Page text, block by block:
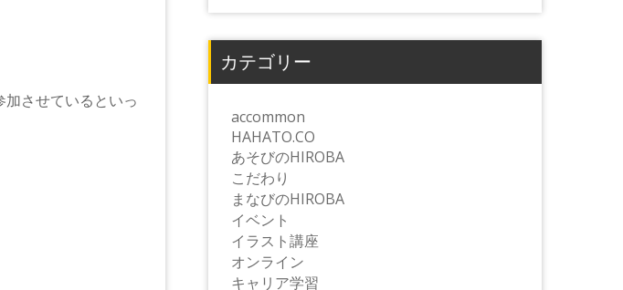
加させているといっ
カテゴリー
accommon
HAHATO.CO
あそびのHIROBA
こだわり
まなびのHIROBA
イベント
イラスト講座
オンライン
キャリア学習